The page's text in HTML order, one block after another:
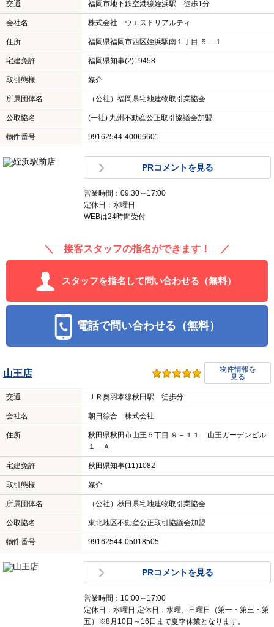
交通 福岡市地下鉄空港線姪浜駅 徒歩1分
会社名 株式会社 ウエストリアルティ
住所 福岡県福岡市西区姪浜駅南１丁目 ５－１
宅建免許 福岡県知事(2)19458
取引態様 媒介
所属団体名 （公社）福岡県宅地建物取引業協会
公取協名 (一社) 九州不動産公正取引協議会加盟
物件番号 99162544-40066601
PRコメントを見る
営業時間：09:30～17:00
定休日：水曜日
WEBは24時間受付
＼ 接客スタッフの指名ができます！ ／
スタッフを指名して問い合わせる（無料）
電話で問い合わせる（無料）
山王店
物件情報を
見る
交通 ＪＲ奥羽本線秋田駅 徒歩分
会社名 朝日綜合 株式会社
住所
秋田県秋田市山王５丁目 ９－１１ 山王ガーデンビル
１－Ａ
宅建免許 秋田県知事(11)1082
取引態様 媒介
所属団体名 （公社）秋田県宅地建物取引業協会
公取協名 東北地区不動産公正取引協議会加盟
物件番号 99162544-05018505
PRコメントを見る
営業時間：10:00～17:00
定休日：水曜日 定休日：水曜、日曜日（第一・第三・第
五）※8月10日～16日まで夏季休業となります。